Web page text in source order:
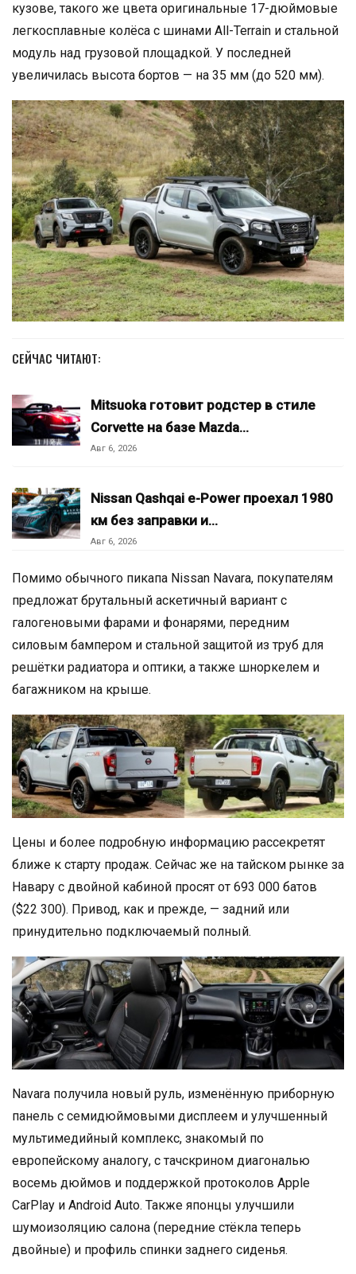
кузове, такого же цвета оригинальные 17-дюймовые
легкосплавные колёса с шинами All-Terrain и стальной
модуль над грузовой площадкой. У последней
увеличилась высота бортов — на 35 мм (до 520 мм).
СЕЙЧАС ЧИТАЮТ:
Mitsuoka готовит родстер в стиле
Corvette на базе Mazda…
Авг 6, 2026
Nissan Qashqai e-Power проехал 1980
км без заправки и…
Авг 6, 2026
Помимо обычного пикапа Nissan Navara, покупателям
предложат брутальный аскетичный вариант с
галогеновыми фарами и фонарями, передним
силовым бампером и стальной защитой из труб для
решётки радиатора и оптики, а также шноркелем и
багажником на крыше.
Цены и более подробную информацию рассекретят
ближе к старту продаж. Сейчас же на тайском рынке за
Навару с двойной кабиной просят от 693 000 батов
($22 300). Привод, как и прежде, — задний или
принудительно подключаемый полный.
Navara получила новый руль, изменённую приборную
панель с семидюймовыми дисплеем и улучшенный
мультимедийный комплекс, знакомый по
европейскому аналогу, с тачскрином диагональю
восемь дюймов и поддержкой протоколов Apple
CarPlay и Android Auto. Также японцы улучшили
шумоизоляцию салона (передние стёкла теперь
двойные) и профиль спинки заднего сиденья.